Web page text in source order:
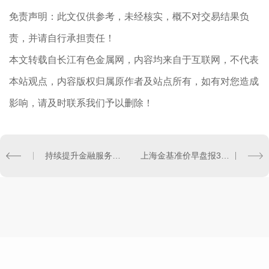
免责声明：此文仅供参考，未经核实，概不对交易结果负
责，并请自行承担责任！
本文转载自长江有色金属网，内容均来自于互联网，不代表
本站观点，内容版权归属原作者及站点所有，如有对您造成
影响，请及时联系我们予以删除！